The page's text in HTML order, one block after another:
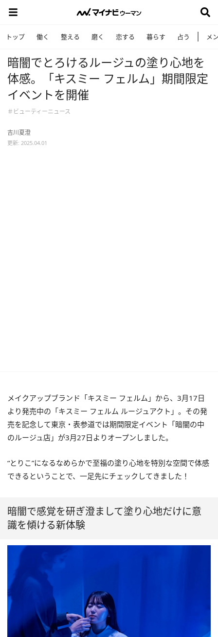
トップ 働く 整える 磨く 恋する 暮らす 占う メ
暗闇でとろけるルージュの塗り心地を
体感。「キスミー フェルム」期間限定
イベントを開催
＃ビューティーニュース
吉川夏澄
更新: 2025.04.01
メイクアップブランド「キスミー フェルム」から、3月17日
より発売中の「キスミー フェルム ルージュアクト」。その発
売を記念して東京・表参道では期間限定イベント「暗闇の中
のルージュ店」が3月27日よりオープンしました。
“とりこ”になるなめらかで至福の塗り心地を特別な空間で体感
できるということで、一足先にチェックしてきました！
暗闇で感覚を研ぎ澄まして塗り心地だけに意
識を傾ける新体験